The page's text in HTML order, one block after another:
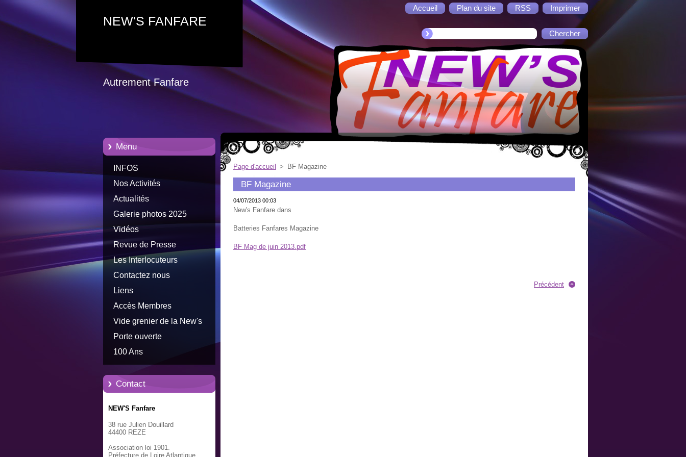
Accueil Plan du site RSS Imprimer
NEW'S FANFARE
Autrement Fanfare
Menu
INFOS
Nos Activités
Actualités
Galerie photos 2025
Vidéos
Revue de Presse
Les Interlocuteurs
Contactez nous
Liens
Accès Membres
Vide grenier de la New's
Porte ouverte
100 Ans
Contact
NEW'S Fanfare
38 rue Julien Douillard
44400 REZE
Association loi 1901.
Préfecture de Loire Atlantique.
Page d'accueil > BF Magazine
BF Magazine
04/07/2013 00:03
New's Fanfare dans
Batteries Fanfares Magazine
BF Mag de juin 2013.pdf
Précédent